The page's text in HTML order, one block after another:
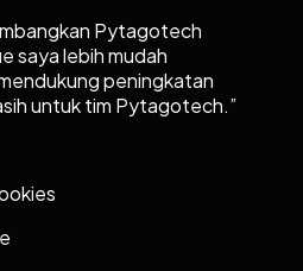
Pytagotech
saya lebih mudah
peningkatan
untuk tim Pytagotech.”